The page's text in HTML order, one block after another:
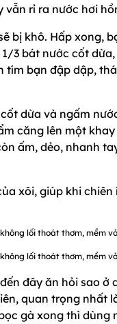
rỉ ra nước hơi
bị khô. Hấp xong,
3 bát nước cốt
tím bạn đập dập,
dừa và ngấm
căng lên một
ấm, dẻo, nhanh
xôi, giúp khi
đây ăn hỏi sao ở
quan trọng nhất
gà xong thì